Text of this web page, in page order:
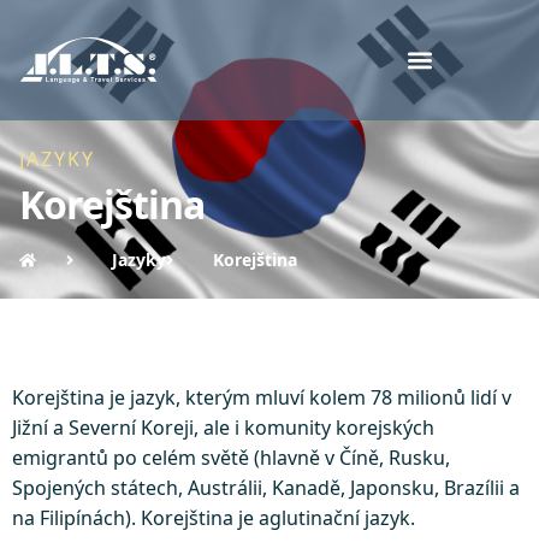
JAZYKY
Korejština
Jazyky Korejština
Korejština je jazyk, kterým mluví kolem 78 milionů lidí v
Jižní a Severní Koreji, ale i komunity korejských
emigrantů po celém světě (hlavně v Číně, Rusku,
Spojených státech, Austrálii, Kanadě, Japonsku, Brazílii a
na Filipínách). Korejština je aglutinační jazyk.